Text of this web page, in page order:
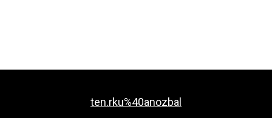
ten.rku%40anozbal